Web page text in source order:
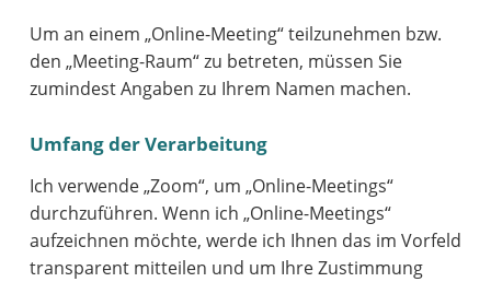
Um an einem „Online-Meeting“ teilzunehmen bzw.
den „Meeting-Raum“ zu betreten, müssen Sie
zumindest Angaben zu Ihrem Namen machen.
Umfang der Verarbeitung
Ich verwende „Zoom“, um „Online-Meetings“
durchzuführen. Wenn ich „Online-Meetings“
aufzeichnen möchte, werde ich Ihnen das im Vorfeld
transparent mitteilen und um Ihre Zustimmung